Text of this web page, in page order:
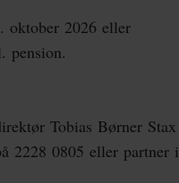
oktober 2026 eller
pension.
Tobias Børner Stax
2228 0805 eller partner i